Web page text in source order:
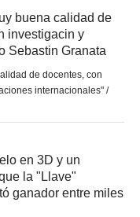
de docentes, con
internacionales" /
en 3D y un
la "Llave"
ganador entre miles